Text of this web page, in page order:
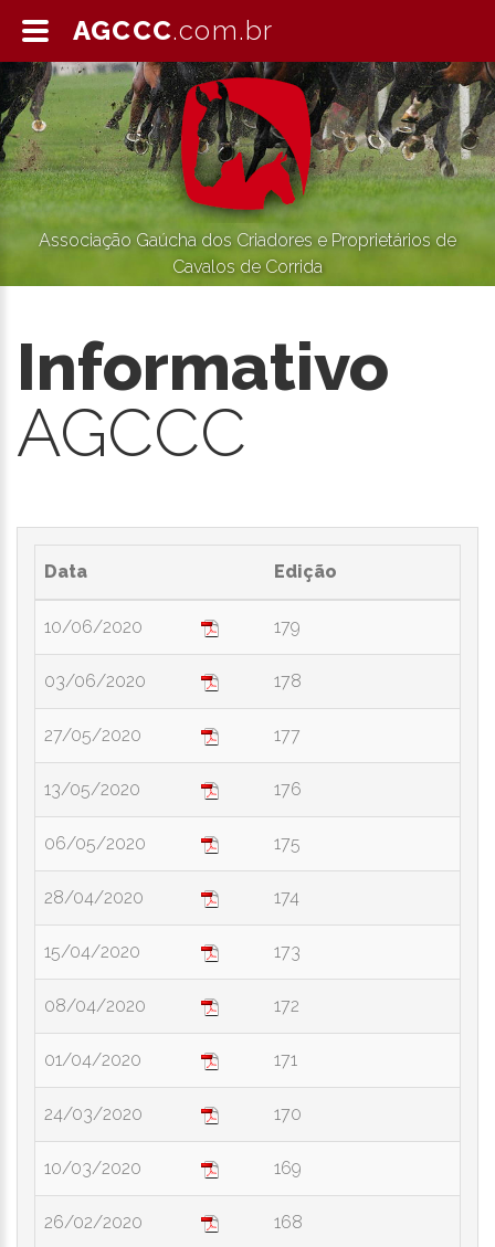
Associação Gaúcha dos Criadores e Proprietários de
Cavalos de Corrida
Informativo
AGCCC
Data Edição
10/06/2020 179
03/06/2020 178
27/05/2020 177
13/05/2020 176
06/05/2020 175
28/04/2020 174
15/04/2020 173
08/04/2020 172
01/04/2020 171
24/03/2020 170
10/03/2020 169
26/02/2020 168
AGCCC.com.br